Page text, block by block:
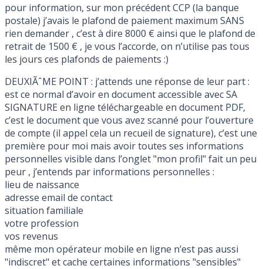
pour information, sur mon précédent CCP (la banque
postale) j’avais le plafond de paiement maximum SANS
rien demander , c’est à dire 8000 € ainsi que le plafond de
retrait de 1500 € , je vous l’accorde, on n’utilise pas tous
les jours ces plafonds de paiements :)
DEUXIÃˆME POINT : j’attends une réponse de leur part :
est ce normal d’avoir en document accessible avec SA
SIGNATURE en ligne téléchargeable en document PDF,
c’est le document que vous avez scanné pour l’ouverture
de compte (il appel cela un recueil de signature), c’est une
première pour moi mais avoir toutes ses informations
personnelles visible dans l’onglet "mon profil" fait un peu
peur , j’entends par informations personnelles :
lieu de naissance
adresse email de contact
situation familiale
votre profession
vos revenus
même mon opérateur mobile en ligne n’est pas aussi
"indiscret" et cache certaines informations "sensibles"